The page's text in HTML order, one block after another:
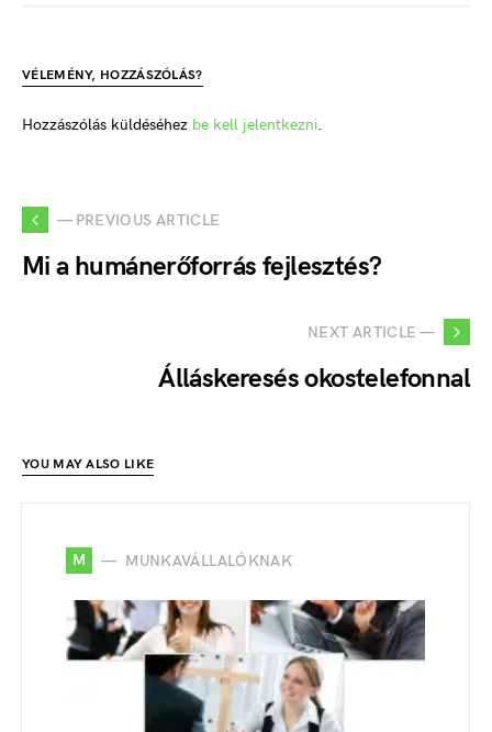
VÉLEMÉNY, HOZZÁSZÓLÁS?
Hozzászólás küldéséhez be kell jelentkezni.
— PREVIOUS ARTICLE
Mi a humánerőforrás fejlesztés?
NEXT ARTICLE —
Álláskeresés okostelefonnal
YOU MAY ALSO LIKE
M MUNKAVÁLLALÓKNAK